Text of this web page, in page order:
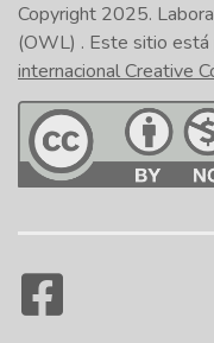
Copyright 2025.
(OWL) . Este sitio está
internacional Creative